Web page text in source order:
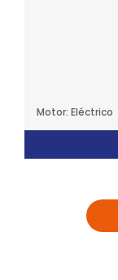
Motor: Eléctrico